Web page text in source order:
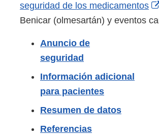
seguridad de los medicamentos
Benicar (olmesartán) y eventos
Anuncio de
seguridad
Información adicional
para pacientes
Resumen de datos
Referencias